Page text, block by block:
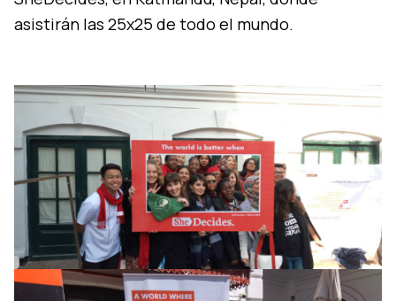
asistirán las 25x25 de todo el mundo.